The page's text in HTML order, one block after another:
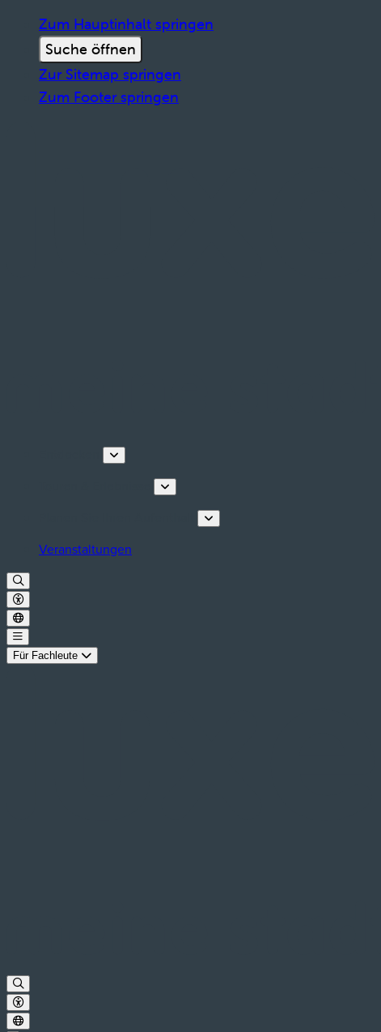
Zum Hauptinhalt springen
Suche öffnen
Zur Sitemap springen
Zum Footer springen
Veranstaltungen
Für Fachleute